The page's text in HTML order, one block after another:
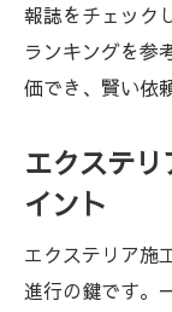
報誌をチェック
ランキングを参
価でき、賢い依
エクステ
イント
エクステリア施
進行の鍵です。